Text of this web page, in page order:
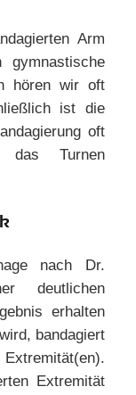
Arm
hören wir oft
ist die
oft
das Turnen
nach Dr.
deutlichen
erhalten
bandagiert
Extremität